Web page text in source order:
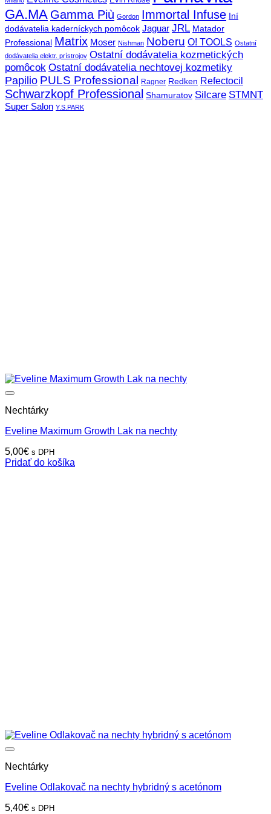
GA.MA Gamma Più Gordon Immortal Infuse Iní
dodávatelia kaderníckych pomôcok Jaguar JRL Matador
Professional Matrix Moser Nishman Noberu O! TOOLS Ostatní
dodávatelia elektr. prístrojov Ostatní dodávatelia kozmetických
pomôcok Ostatní dodávatelia nechtovej kozmetiky
Papilio PULS Professional Ragner Redken Refectocil
Schwarzkopf Professional Shamuratov Silcare STMNT
Super Salon Y.S.PARK
Nechtárky
Eveline Maximum Growth Lak na nechty
5,00€ s DPH
Pridať do košíka
Nechtárky
Eveline Odlakovač na nechty hybridný s acetónom
5,40€ s DPH